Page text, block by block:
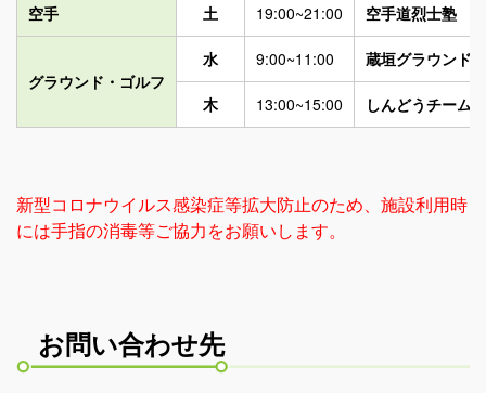
空手 土 19:00~21:00 空手道烈士塾
グラウンド・ゴルフ
水 9:00~11:00 蔵垣グラウンド
木 13:00~15:00 しんどうチーム
新型コロナウイルス感染症等拡大防止のため、施設利用時
には手指の消毒等ご協力をお願いします。
お問い合わせ先